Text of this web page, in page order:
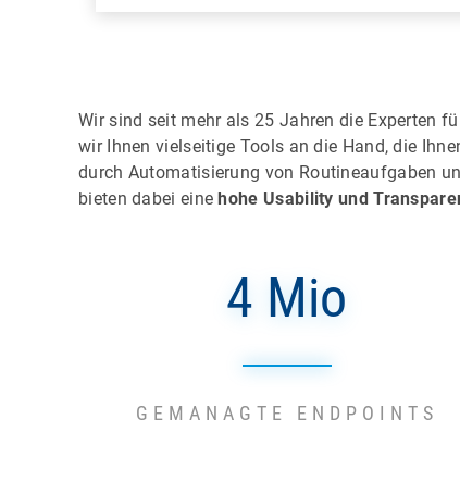
Wir sind seit mehr als 25 Jahren die Experten
wir Ihnen vielseitige Tools an die Hand, die
durch Automatisierung von Routineaufgaben
bieten dabei einehohe Usability und
4 Mio
GEMANAGTE ENDPOINTS